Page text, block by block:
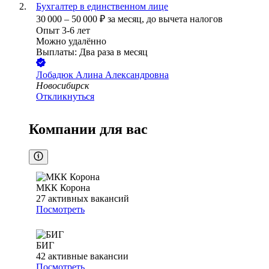
Бухгалтер в единственном лице
30 000 – 50 000 ₽ за месяц, до вычета налогов
Опыт 3-6 лет
Можно удалённо
Выплаты: Два раза в месяц
Лобадюк Алина Александровна
Новосибирск
Откликнуться
Компании для вас
МКК Корона
27 активных вакансий
Посмотреть
БИГ
42 активные вакансии